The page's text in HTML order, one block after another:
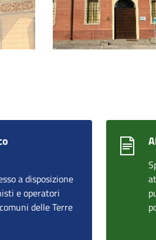
a disposizione
e operatori
delle Terre